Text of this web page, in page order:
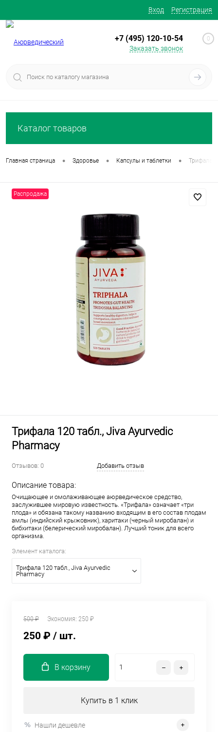
Вход Регистрация
+7 (495) 120-10-54
Заказать звонок
0
Каталог товаров
Главная страница • Здоровье • Капсулы и таблетки • Трифала
Распродажа
Трифала 120 табл., Jiva Ayurvedic
Pharmacy
Отзывов: 0 Добавить отзыв
Описание товара:
Очищающее и омолаживающее аюрведическое средство,
заслужившее мировую известность. «Трифала» означает «три
плода» и обязана такому названию входящим в его состав плодам
амлы (индийский крыжовник), харитаки (черный миробалан) и
бибхитаки (белерический миробалан). Лучший тоник для всего
организма.
Элемент каталога:
Трифала 120 табл., Jiva Ayurvedic
Pharmacy
500 ₽ Экономия: 250 ₽
250 ₽ / шт.
В корзину
Купить в 1 клик
Нашли дешевле